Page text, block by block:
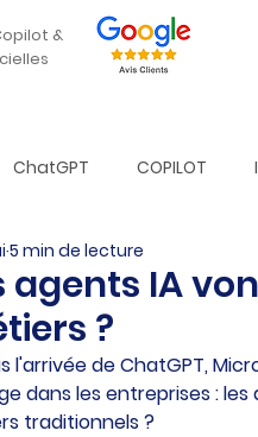
&
ChatGPT COPILOT
agents IA
?
5 min de lecture
l'arrivée de ChatGPT,
dans les entreprises :
traditionnels ?